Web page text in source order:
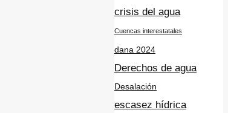
crisis del agua
Cuencas interestatales
dana 2024
Derechos de agua
Desalación
escasez hídrica